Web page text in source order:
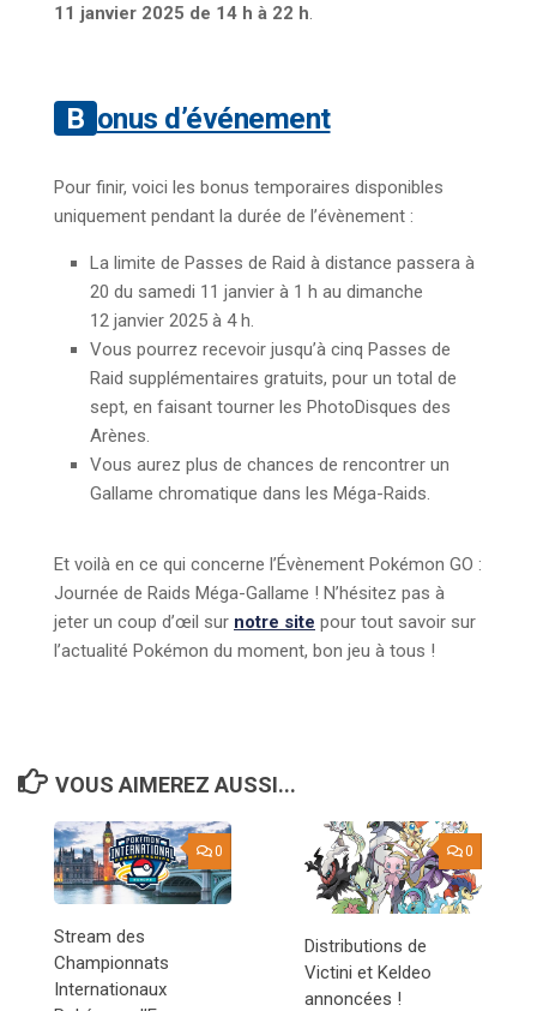
11 janvier 2025 de 14 h à 22 h.
Bonus d’événement
Pour finir, voici les bonus temporaires disponibles
uniquement pendant la durée de l’évènement :
La limite de Passes de Raid à distance passera à
20 du samedi 11 janvier à 1 h au dimanche
12 janvier 2025 à 4 h.
Vous pourrez recevoir jusqu’à cinq Passes de
Raid supplémentaires gratuits, pour un total de
sept, en faisant tourner les PhotoDisques des
Arènes.
Vous aurez plus de chances de rencontrer un
Gallame chromatique dans les Méga-Raids.
Et voilà en ce qui concerne l’Évènement Pokémon GO :
Journée de Raids Méga-Gallame ! N’hésitez pas à
jeter un coup d’œil sur notre site pour tout savoir sur
l’actualité Pokémon du moment, bon jeu à tous !
VOUS AIMEREZ AUSSI...
0
Stream des
Championnats
Internationaux
0
Distributions de
Victini et Keldeo
annoncées !